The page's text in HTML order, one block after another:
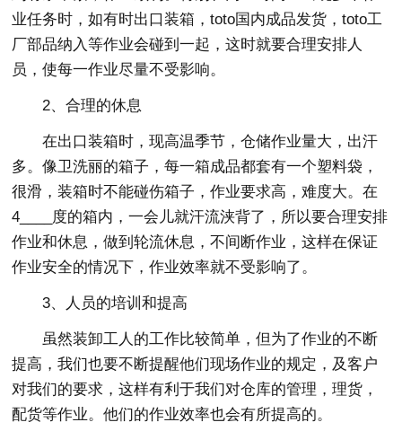
业任务时，如有时出口装箱，toto国内成品发货，toto工
厂部品纳入等作业会碰到一起，这时就要合理安排人
员，使每一作业尽量不受影响。
2、合理的休息
在出口装箱时，现高温季节，仓储作业量大，出汗
多。像卫洗丽的箱子，每一箱成品都套有一个塑料袋，
很滑，装箱时不能碰伤箱子，作业要求高，难度大。在
4____度的箱内，一会儿就汗流浃背了，所以要合理安排
作业和休息，做到轮流休息，不间断作业，这样在保证
作业安全的情况下，作业效率就不受影响了。
3、人员的培训和提高
虽然装卸工人的工作比较简单，但为了作业的不断
提高，我们也要不断提醒他们现场作业的规定，及客户
对我们的要求，这样有利于我们对仓库的管理，理货，
配货等作业。他们的作业效率也会有所提高的。